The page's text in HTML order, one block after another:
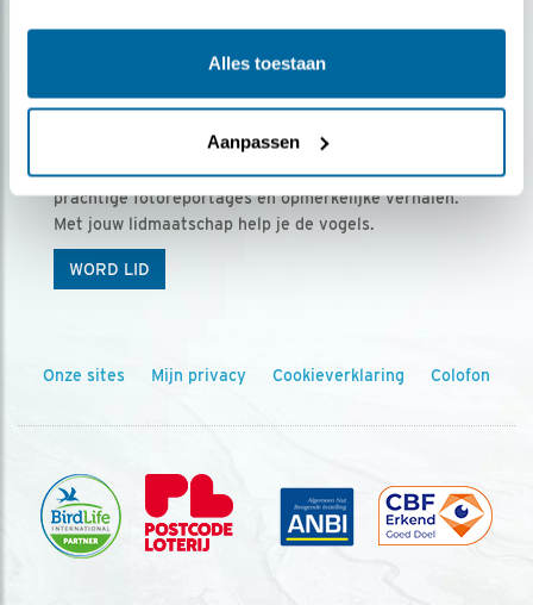
Alles toestaan
Aanpassen
Ontvang 5 x Vogels voor € 36,00 per jaar
Vogels is het tijdschrift voor onze leden, met
prachtige fotoreportages en opmerkelijke verhalen.
Met jouw lidmaatschap help je de vogels.
WORD LID
Onze sites Mijn privacy Cookieverklaring Colofon